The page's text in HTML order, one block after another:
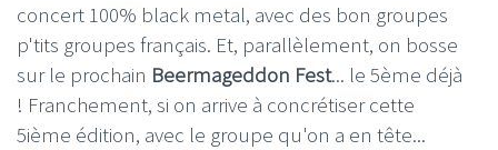
concert 100% black metal, avec des bon groupes
p'tits groupes français. Et, parallèlement, on bosse
sur le prochain Beermageddon Fest... le 5ème déjà
! Franchement, si on arrive à concrétiser cette
5ième édition, avec le groupe qu'on a en tête...